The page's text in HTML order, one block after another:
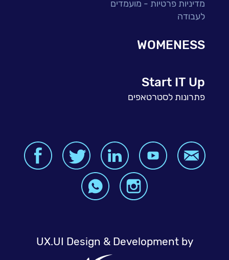
מדיניות פרטיות - מועמדים
לעבודה
WOMENESS
Start IT Up
פתרונות לסטרטאפים
UX.UI Design & Development by